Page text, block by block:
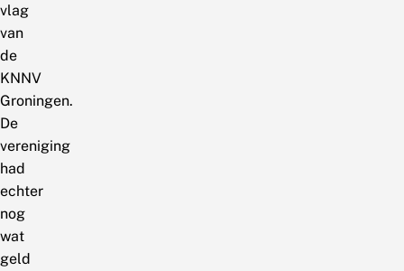
vlag
van
de
KNNV
Groningen.
De
vereniging
had
echter
nog
wat
geld